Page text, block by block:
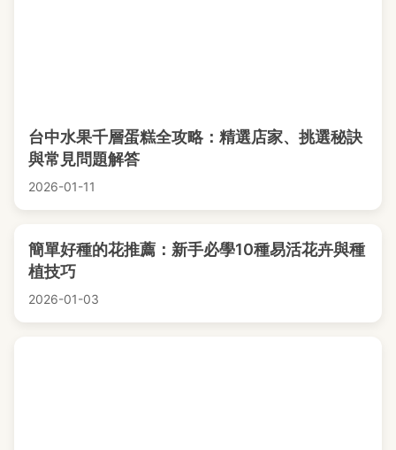
台中水果千層蛋糕全攻略：精選店家、挑選秘訣
與常見問題解答
2026-01-11
簡單好種的花推薦：新手必學10種易活花卉與種
植技巧
2026-01-03